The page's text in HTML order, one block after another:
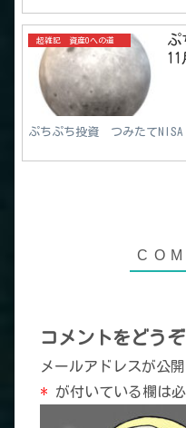
超雑記 資産0への道
ぷ
ぷちぷち投資 つみたて
コメントをどうぞ
メールアドレスが公
* が付いている欄は